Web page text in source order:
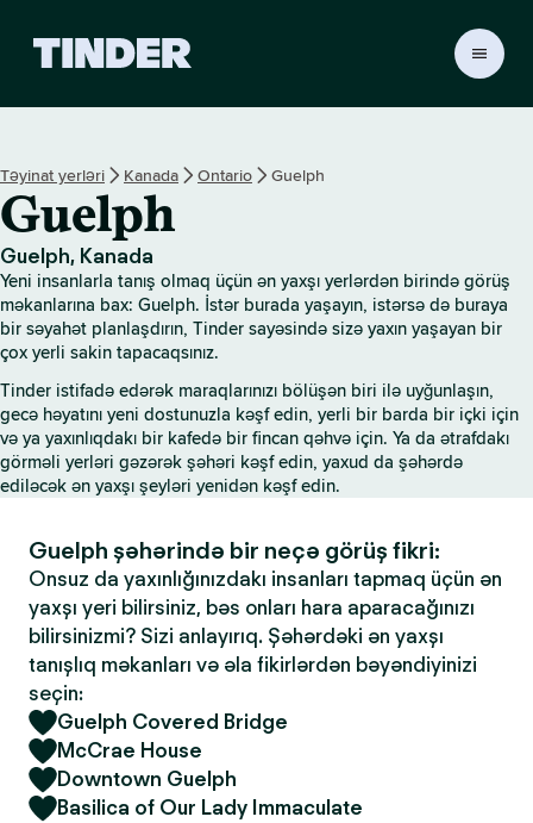
r
e
Təyinat yerləri Kanada Ontario Guelph
Guelph
Guelph, Kanada
Yeni insanlarla tanış olmaq üçün ən yaxşı yerlərdən birində görüş
məkanlarına bax: Guelph. İstər burada yaşayın, istərsə də buraya
bir səyahət planlaşdırın, Tinder sayəsində sizə yaxın yaşayan bir
çox yerli sakin tapacaqsınız.
Tinder istifadə edərək maraqlarınızı bölüşən biri ilə uyğunlaşın,
gecə həyatını yeni dostunuzla kəşf edin, yerli bir barda bir içki için
və ya yaxınlıqdakı bir kafedə bir fincan qəhvə için. Ya da ətrafdakı
görməli yerləri gəzərək şəhəri kəşf edin, yaxud da şəhərdə
ediləcək ən yaxşı şeyləri yenidən kəşf edin.
Guelph şəhərində bir neçə görüş fikri:
Onsuz da yaxınlığınızdakı insanları tapmaq üçün ən
yaxşı yeri bilirsiniz, bəs onları hara aparacağınızı
bilirsinizmi? Sizi anlayırıq. Şəhərdəki ən yaxşı
tanışlıq məkanları və əla fikirlərdən bəyəndiyinizi
seçin:
Guelph Covered Bridge
McCrae House
Downtown Guelph
Basilica of Our Lady Immaculate